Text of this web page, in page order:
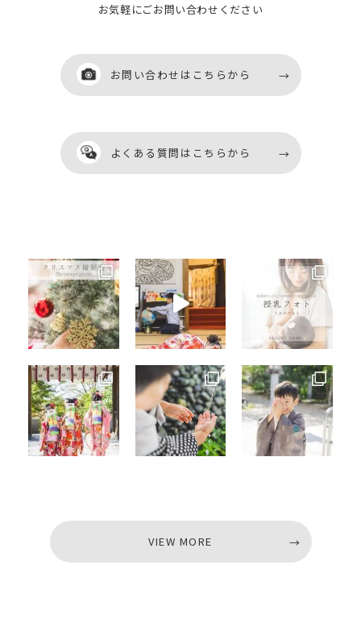
お気軽にごお問い合わせください
お問い合わせはこちらから
よくある質問はこちらから
VIEW MORE